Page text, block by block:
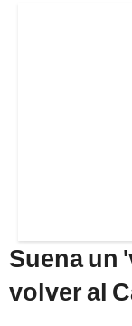
Suena un
volver al